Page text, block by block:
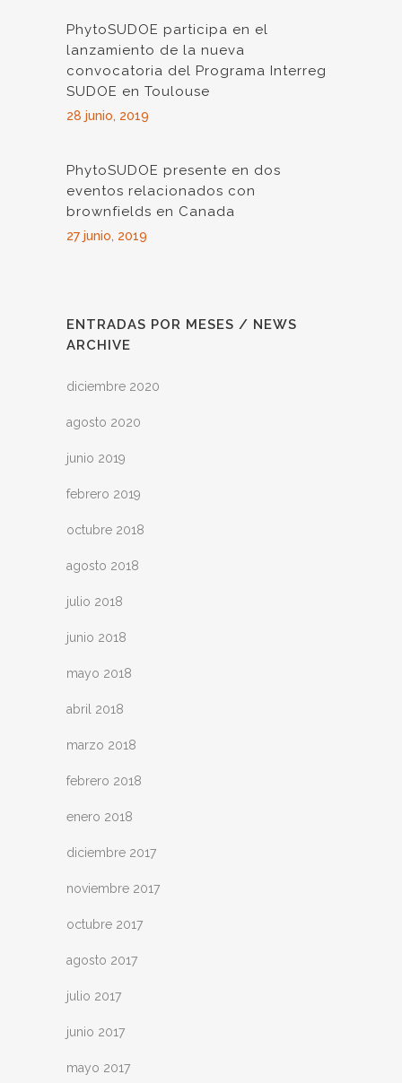
PhytoSUDOE participa en el
lanzamiento de la nueva
convocatoria del Programa Interreg
SUDOE en Toulouse
28 junio, 2019
PhytoSUDOE presente en dos
eventos relacionados con
brownfields en Canada
27 junio, 2019
ENTRADAS POR MESES / NEWS
ARCHIVE
diciembre 2020
agosto 2020
junio 2019
febrero 2019
octubre 2018
agosto 2018
julio 2018
junio 2018
mayo 2018
abril 2018
marzo 2018
febrero 2018
enero 2018
diciembre 2017
noviembre 2017
octubre 2017
agosto 2017
julio 2017
junio 2017
mayo 2017